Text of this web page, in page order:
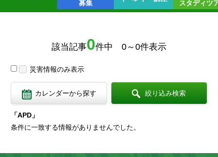
募集
スタディツ
該当記事0件中 0～0件表示
災害情報のみ表示
カレンダーから探す 絞り込み検索
「APD」
条件に一致する情報がありませんでした。